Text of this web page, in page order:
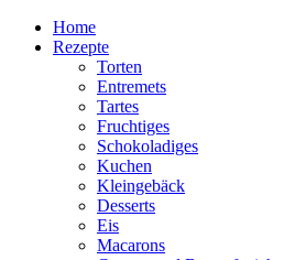
Home
Rezepte
Torten
Entremets
Tartes
Fruchtiges
Schokoladiges
Kuchen
Kleingebäck
Desserts
Eis
Macarons